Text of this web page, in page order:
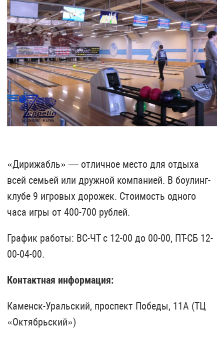
«Дирижабль» — отличное место для отдыха
всей семьей или дружной компанией. В боулинг-
клубе 9 игровых дорожек. Стоимость одного
часа игры от 400-700 рублей.
График работы: ВС-ЧТ с 12-00 до 00-00, ПТ-СБ 12-
00-04-00.
Контактная информация:
Каменск-Уральский, проспект Победы, 11А (ТЦ
«Октябрьский»)